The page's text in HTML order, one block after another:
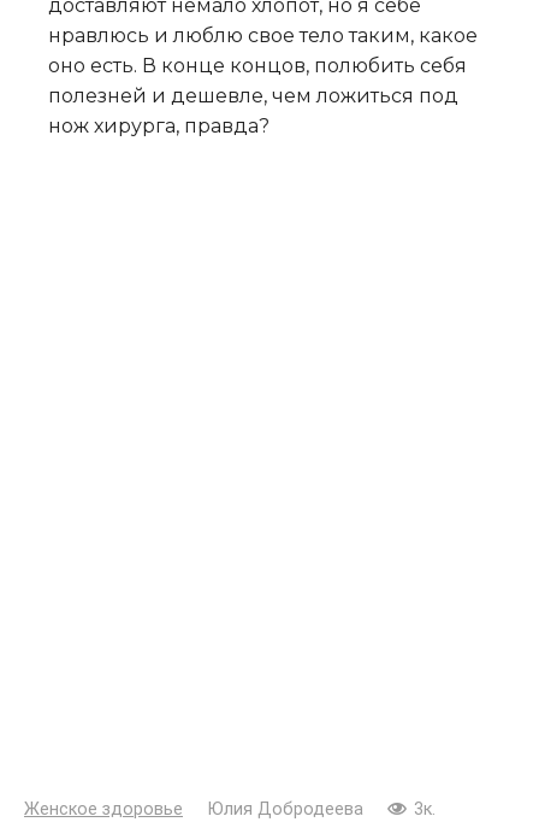
доставляют немало хлопот, но я себе
нравлюсь и люблю свое тело таким, какое
оно есть. В конце концов, полюбить себя
полезней и дешевле, чем ложиться под
нож хирурга, правда?
Женское здоровье Юлия Добродеева 3к.